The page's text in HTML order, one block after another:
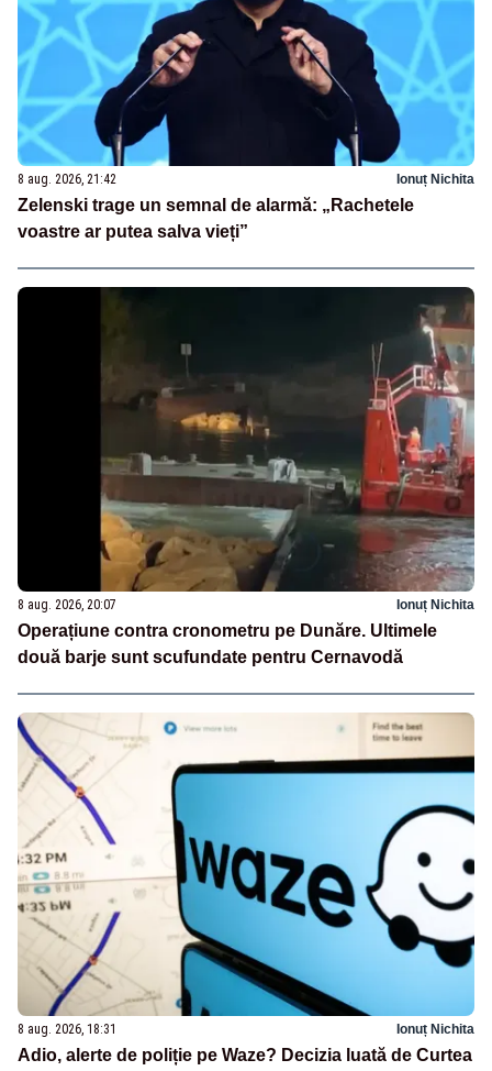
8 aug. 2026, 21:42 Ionuț Nichita
Zelenski trage un semnal de alarmă: „Rachetele
voastre ar putea salva vieți”
8 aug. 2026, 20:07 Ionuț Nichita
Operațiune contra cronometru pe Dunăre. Ultimele
două barje sunt scufundate pentru Cernavodă
8 aug. 2026, 18:31 Ionuț Nichita
Adio, alerte de poliție pe Waze? Decizia luată de Curtea